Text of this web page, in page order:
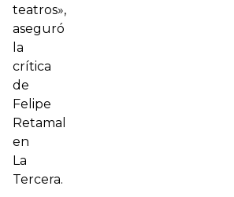
teatros»,
aseguró
la
crítica
de
Felipe
Retamal
en
La
Tercera.